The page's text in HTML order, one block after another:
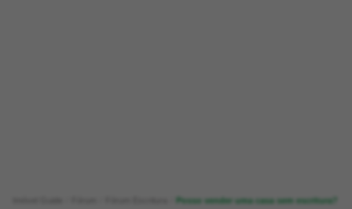
Posso vender uma casa sem escritura?